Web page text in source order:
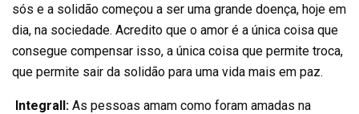
sós e a solidão começou a ser uma grande doença, hoje em
dia, na sociedade. Acredito que o amor é a única coisa que
consegue compensar isso, a única coisa que permite troca,
que permite sair da solidão para uma vida mais em paz.
Integrall: As pessoas amam como foram amadas na